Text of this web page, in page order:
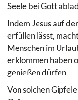
Seele bei Gott
Indem Jesus auf
erfüllen lässt,
Menschen im
erklommen haben
genießen dürfen.
Von solchen